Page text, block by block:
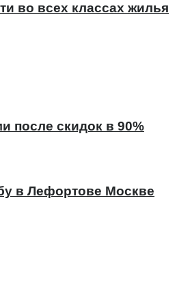
во всех классах жилья
после скидок в 90%
в Лефортове Москве